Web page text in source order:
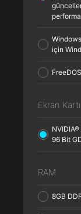
için
Ekran Kartı
96 Bit
RAM
8GB